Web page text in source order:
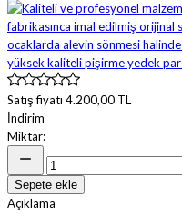
Satış fiyatı 4.200,00 TL
İndirim
Miktar:
Sepete ekle
Açıklama